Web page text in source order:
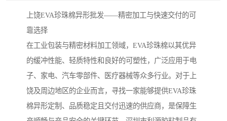
上饶EVA珍珠棉异形批发——精密加工与快速交付的可
靠选择
在工业包装与精密材料加工领域，EVA珍珠棉以其优异
的缓冲性能、轻质特性和良好的可塑性，广泛应用于电
子、家电、汽车零部件、医疗器械等众多行业。对于上
饶及周边地区的企业而言，寻找一家能够提供EVA珍珠
棉异形定制、品质稳定且交付迅速的供应商，是保障生